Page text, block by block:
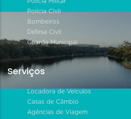
Polícia Civil
Bombeiros
Defesa Civil
Guarda Municipal
Serviços
Locadora de Veículos
Casas de Câmbio
Agências de Viagem